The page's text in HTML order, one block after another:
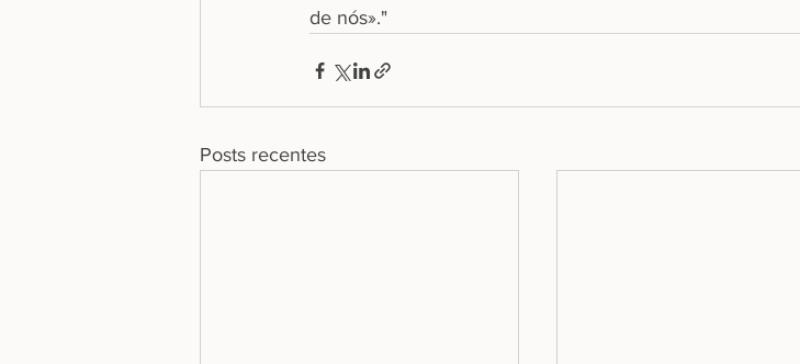
de nós»."
Posts recentes